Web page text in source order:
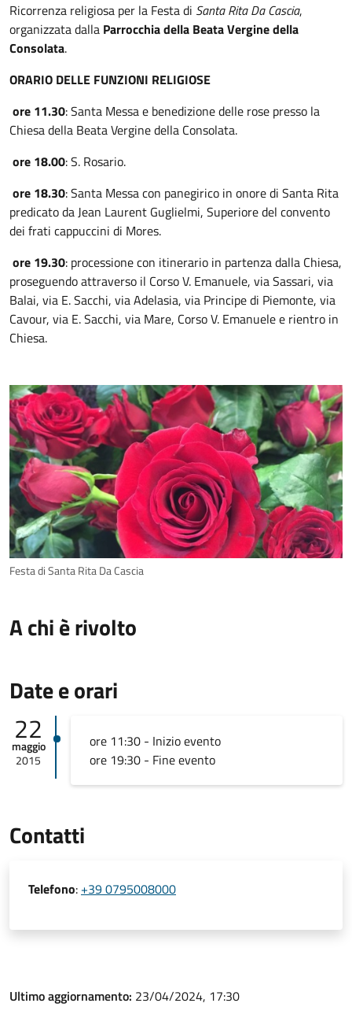
Ricorrenza religiosa per la Festa di Santa Rita Da Cascia,
organizzata dalla Parrocchia della Beata Vergine della
Consolata.
ORARIO DELLE FUNZIONI RELIGIOSE
ore 11.30: Santa Messa e benedizione delle rose presso la
Chiesa della Beata Vergine della Consolata.
ore 18.00: S. Rosario.
ore 18.30: Santa Messa con panegirico in onore di Santa Rita
predicato da Jean Laurent Guglielmi, Superiore del convento
dei frati cappuccini di Mores.
ore 19.30: processione con itinerario in partenza dalla Chiesa,
proseguendo attraverso il Corso V. Emanuele, via Sassari, via
Balai, via E. Sacchi, via Adelasia, via Principe di Piemonte, via
Cavour, via E. Sacchi, via Mare, Corso V. Emanuele e rientro in
Chiesa.
Festa di Santa Rita Da Cascia
A chi è rivolto
Date e orari
22
maggio
2015
ore 11:30 - Inizio evento
ore 19:30 - Fine evento
Contatti
Telefono: +39 0795008000
Ultimo aggiornamento: 23/04/2024, 17:30